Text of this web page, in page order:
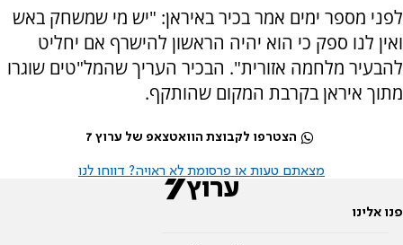
לפני מספר ימים אמר בכיר באיראן: "יש מי שמשחק באש
ואין לנו ספק כי הוא יהיה הראשון להישרף אם יחליט
להבעיר מלחמה אזורית". הבכיר העריך שהמל"טים שוגרו
מתוך איראן בקרבת המקום שהותקף.
הצטרפו לקבוצת הוואטצאפ של ערוץ 7
מצאתם טעות או פרסומת לא ראויה? דווחו לנו
פנו אלינו